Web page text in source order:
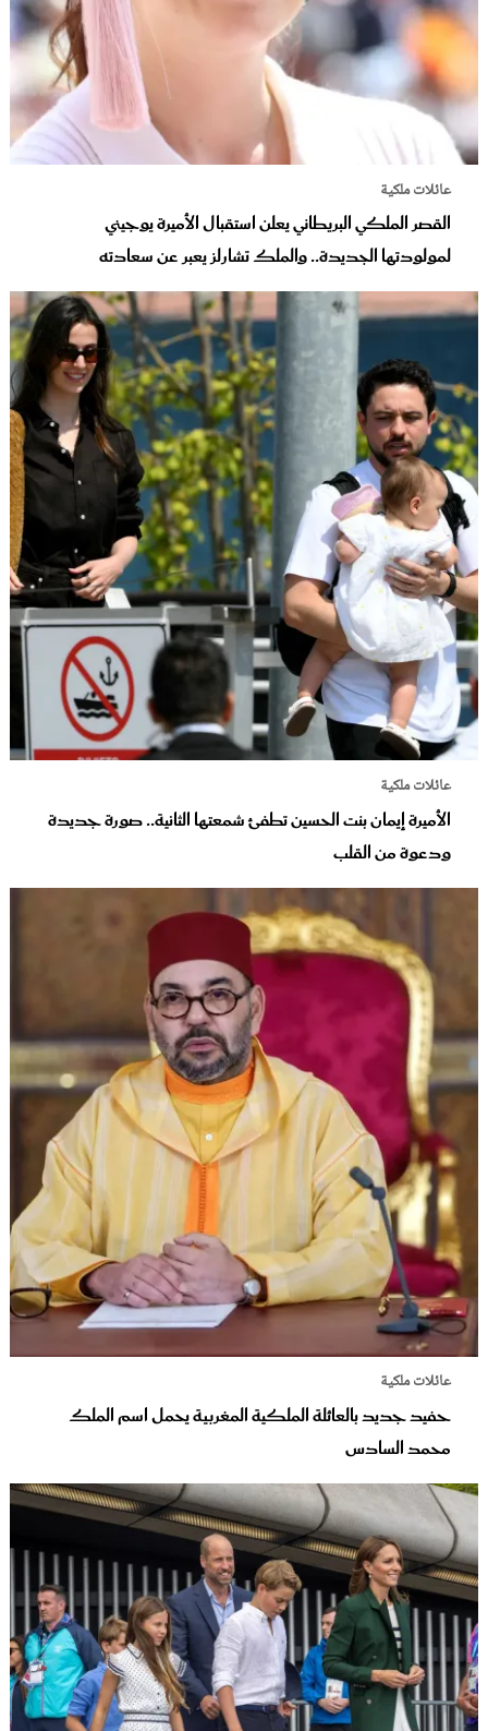
عائلات ملكية
القصر الملكي البريطاني يعلن استقبال الأميرة يوجيني
لمولودتها الجديدة.. والملك تشارلز يعبر عن سعادته
عائلات ملكية
الأميرة إيمان بنت الحسين تطفئ شمعتها الثانية.. صورة جديدة
ودعوة من القلب
عائلات ملكية
حفيد جديد بالعائلة الملكية المغربية يحمل اسم الملك
محمد السادس